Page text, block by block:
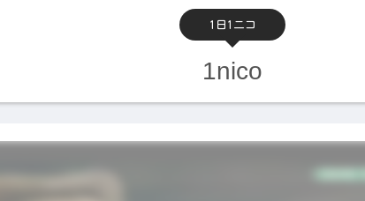
1日1ニコ
1nico